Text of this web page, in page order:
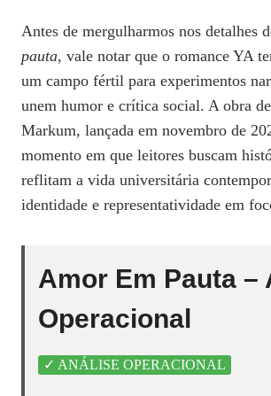
Antes de mergulharmos nos detalhes
pauta, vale notar que o romance YA
um campo fértil para experimentos
unem humor e crítica social. A obra
Markum, lançada em novembro de
momento em que leitores buscam
reflitam a vida universitária
identidade e representatividade em
Amor Em Pauta –
Operacional
✓ ANÁLISE OPERACIONAL